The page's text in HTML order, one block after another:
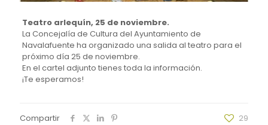
Teatro arlequín, 25 de noviembre.
La Concejalía de Cultura del Ayuntamiento de
Navalafuente ha organizado una salida al teatro para el
próximo día 25 de noviembre.
En el cartel adjunto tienes toda la información.
¡Te esperamos!
Compartir 29